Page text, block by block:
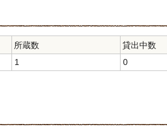
所蔵数
貸出中数
1 0